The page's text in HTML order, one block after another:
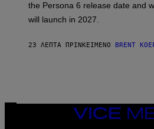
A
L
S
the Persona 6 release date and
will launch in 2027.
23 ΛΕΠΤΆ ΠΡΙΝ ΚΕΊΜΕΝΟ BRENT
VICE
MEDIA